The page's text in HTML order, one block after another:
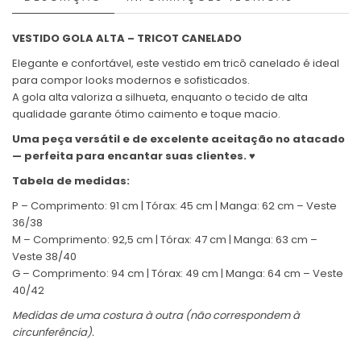
VESTIDO GOLA ALTA – TRICOT CANELADO
Elegante e confortável, este vestido em tricô canelado é ideal
para compor looks modernos e sofisticados.
A gola alta valoriza a silhueta, enquanto o tecido de alta
qualidade garante ótimo caimento e toque macio.
Uma peça versátil e de excelente aceitação no atacado
— perfeita para encantar suas clientes. ♥
Tabela de medidas:
P – Comprimento: 91 cm | Tórax: 45 cm | Manga: 62 cm – Veste
36/38
M – Comprimento: 92,5 cm | Tórax: 47 cm | Manga: 63 cm –
Veste 38/40
G – Comprimento: 94 cm | Tórax: 49 cm | Manga: 64 cm – Veste
40/42
Medidas de uma costura à outra (não correspondem à
circunferência).